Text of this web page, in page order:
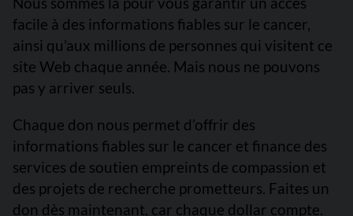
facile à des informations fiables sur le cancer,
ainsi qu’aux millions de personnes qui visitent ce
site Web chaque année. Mais nous ne pouvons
pas y arriver seuls.
Chaque don nous permet d’offrir des
informations fiables sur le cancer et finance des
services de soutien empreints de compassion et
des projets de recherche prometteurs. Faites un
don dès maintenant, car chaque dollar compte.